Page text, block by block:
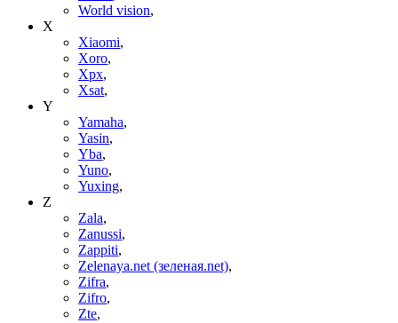
World vision,
X
Xiaomi,
Xoro,
Xpx,
Xsat,
Y
Yamaha,
Yasin,
Yba,
Yuno,
Yuxing,
Z
Zala,
Zanussi,
Zappiti,
Zelenaya.net (зеленая.net),
Zifra,
Zifro,
Zte,